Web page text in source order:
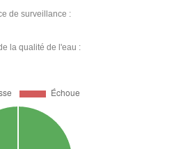
de surveillance :
la qualité de l'eau :